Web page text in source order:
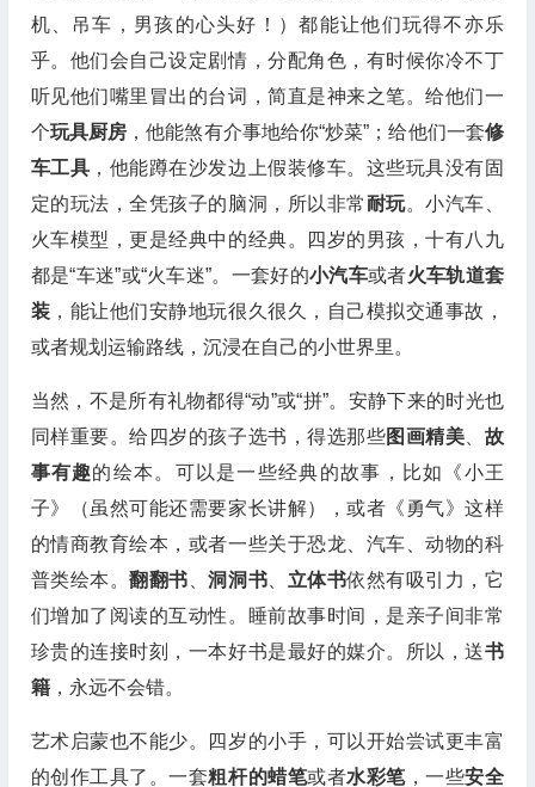
机、吊车，男孩的心头好！）都能让他们玩得不亦乐
乎。他们会自己设定剧情，分配角色，有时候你冷不丁
听见他们嘴里冒出的台词，简直是神来之笔。给他们一
个玩具厨房 ，他能煞有介事地给你“炒菜”；给他们一套修
车工具 ，他能蹲在沙发边上假装修车。这些玩具没有固
定的玩法，全凭孩子的脑洞，所以非常耐玩。小汽车、
火车模型，更是经典中的经典。四岁的男孩，十有八九
都是“车迷”或“火车迷”。一套好的小汽车或者火车轨道套
装 ，能让他们安静地玩很久很久，自己模拟交通事故，
或者规划运输路线，沉浸在自己的小世界里。
当然，不是所有礼物都得“动”或“拼”。安静下来的时光也
同样重要。给四岁的孩子选书，得选那些图画精美
故
事有趣的绘本。可以是一些经典的故事，比如《小王
子》（虽然可能还需要家长讲解），或者《勇气》这样
的情商教育绘本，或者一些关于恐龙、汽车、动物的科
普类绘本。翻翻书 、洞洞书 立体书依然有吸引力，它
们增加了阅读的互动性。睡前故事时间，是亲子间非常
珍贵的连接时刻，一本好书是最好的媒介。所以，送书
籍，永远不会错。
艺术启蒙也不能少。四岁的小手，可以开始尝试更丰富
的创作工具了。一套粗杆的蜡笔或者水彩笔，一些安全